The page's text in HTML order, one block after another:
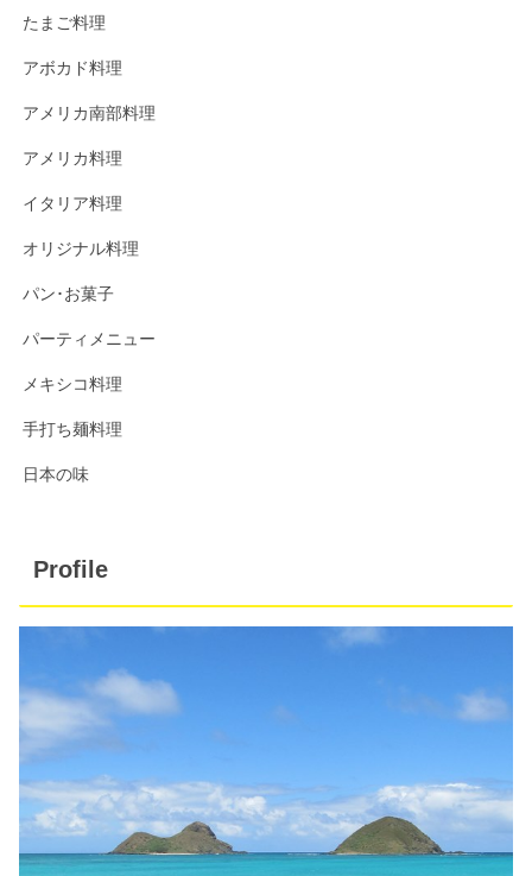
たまご料理
アボカド料理
アメリカ南部料理
アメリカ料理
イタリア料理
オリジナル料理
パン･お菓子
パーティメニュー
メキシコ料理
手打ち麺料理
日本の味
Profile